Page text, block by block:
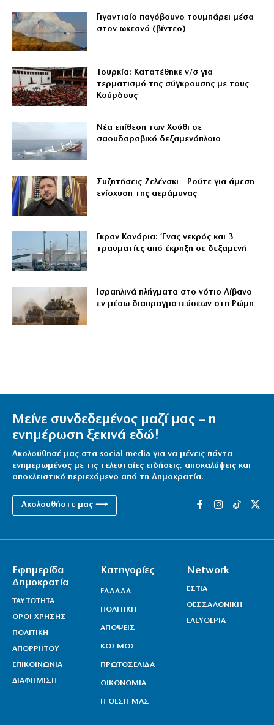
Γιγαντιαίο παγόβουνο τουμπάρει μέσα
στον ωκεανό (βίντεο)
Τουρκία: Κατατέθηκε ν/σ για
τερματισμό της σύγκρουσης με τους
Κούρδους
Νέα επίθεση των Χούθι σε
σαουδαραβικό δεξαμενόπλοιο
Συζητήσεις Ζελένσκι – Ρούτε για άμεση
ενίσχυση της αεράμυνας
Γκραν Κανάρια: Ένας νεκρός και 3
τραυματίες από έκρηξη σε δεξαμενή
Ισραηλινά πλήγματα στο νότιο Λίβανο
εν μέσω διαπραγματεύσεων στη Ρώμη
Μείνε συνδεδεμένος μαζί μας – η
ενημέρωση ξεκινά εδώ!
Ακολούθησέ μας στα social media για να μένεις πάντα
ενημερωμένος με τις τελευταίες ειδήσεις, αποκαλύψεις και
αποκλειστικό περιεχόμενο από τη Δημοκρατία.
Ακολουθήστε μας ⟶
Εφημερίδα
Δημοκρατία
ΤΑΥΤΟΤΗΤΑ
ΟΡΟΙ ΧΡΗΣΗΣ
ΠΟΛΙΤΙΚΗ
ΑΠΟΡΡΗΤΟΥ
ΕΠΙΚΟΙΝΩΝΙΑ
ΔΙΑΦΗΜΙΣΗ
Κατηγορίες
ΕΛΛΑΔΑ
ΠΟΛΙΤΙΚΗ
ΑΠΟΨΕΙΣ
ΚΟΣΜΟΣ
ΠΡΩΤΟΣΕΛΙΔΑ
ΟΙΚΟΝΟΜΙΑ
Η ΘΕΣΗ ΜΑΣ
Network
ΕΣΤΙΑ
ΘΕΣΣΑΛΟΝΙΚΗ
ΕΛΕΥΘΕΡΙΑ